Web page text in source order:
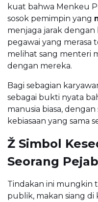
kuat bahwa Menkeu
sosok pemimpin yang
menjaga jarak dengan
pegawai yang merasa
melihat sang menteri
dengan mereka.
Bagi sebagian
sebagai bukti nyata
manusia biasa,
kebiasaan yang sama
Ž Simbol
Seorang
Tindakan ini mungkin
publik, makan siang di